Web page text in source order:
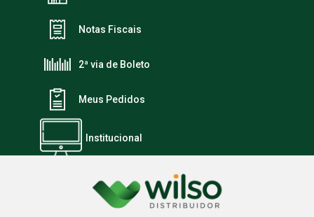
Notas Fiscais
2ª via de Boleto
Meus Pedidos
Institucional